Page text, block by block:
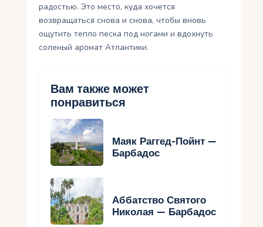
радостью. Это место, куда хочется
возвращаться снова и снова, чтобы вновь
ощутить тепло песка под ногами и вдохнуть
соленый аромат Атлантики.
Вам также может
понравиться
Маяк Раггед-Пойнт —
Барбадос
Аббатство Святого
Николая — Барбадос